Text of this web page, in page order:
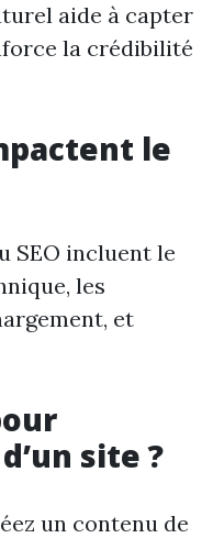
aide à capter
la crédibilité
le
SEO incluent le
les
et
site ?
un contenu de